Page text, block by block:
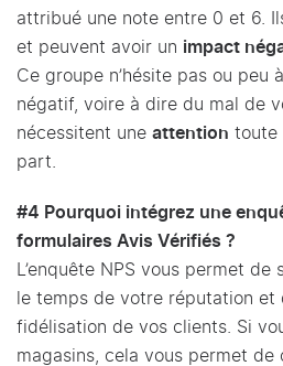
attribué une note entre 0 et 6.
et peuvent avoir un impact
Ce groupe n’hésite pas ou peu
négatif, voire à dire du mal de
nécessitent une attention toute
part.
#4 Pourquoi intégrez une
formulaires Avis Vérifiés ?
L’enquête NPS vous permet de
le temps de votre réputation et
fidélisation de vos clients. Si
magasins, cela vous permet de